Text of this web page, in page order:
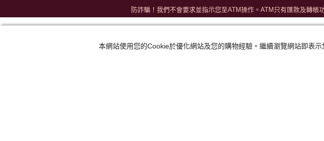
防詐騙！我們不會要求並指示您至ATM操作。ATM只有匯款及轉
本網站使用您的Cookie於優化網站及您的購物經驗。繼續瀏覽網站即表